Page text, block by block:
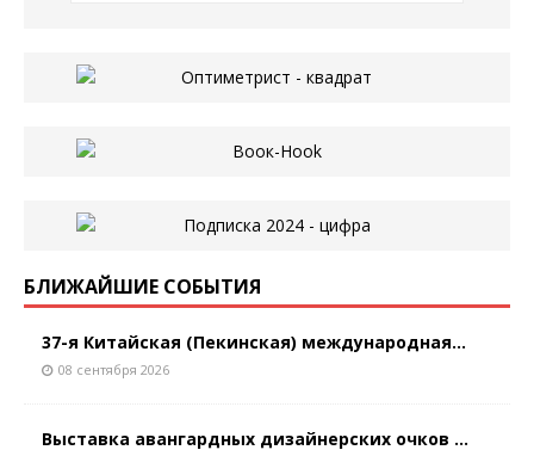
БЛИЖАЙШИЕ СОБЫТИЯ
37-я Китайская (Пекинская) международная...
08 сентября 2026
Выставка авангардных дизайнерских очков ...